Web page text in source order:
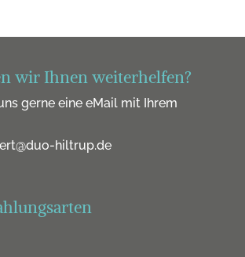
wir Ihnen weiterhelfen?
gerne eine eMail mit Ihrem
hiltrup.de